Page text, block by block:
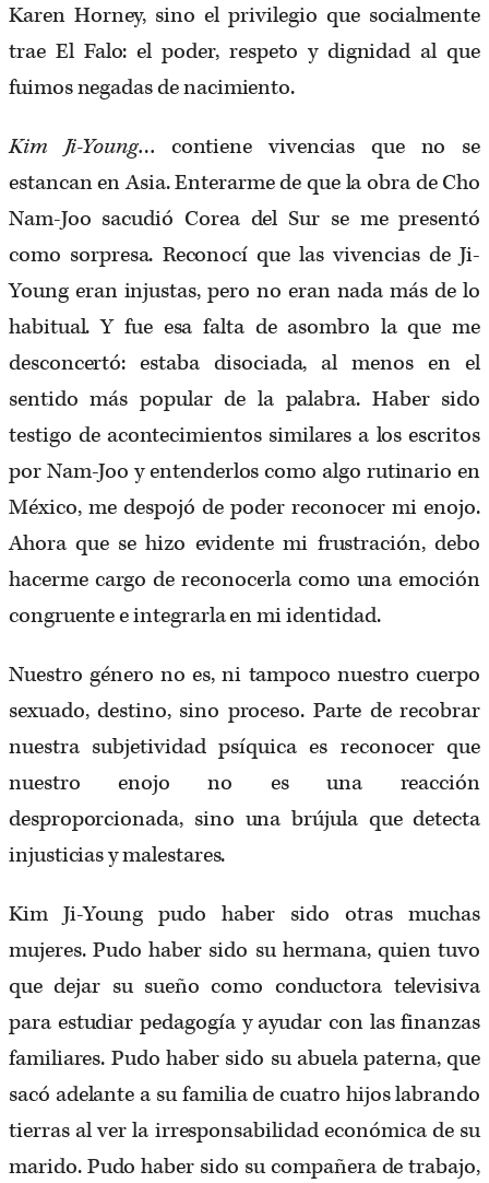
Karen Horney, sino el privilegio que socialmente
trae El Falo: el poder, respeto y dignidad al que
fuimos negadas de nacimiento.
Kim Ji-Young… contiene vivencias que no se
estancan en Asia. Enterarme de que la obra de Cho
Nam-Joo sacudió Corea del Sur se me presentó
como sorpresa. Reconocí que las vivencias de Ji-
Young eran injustas, pero no eran nada más de lo
habitual. Y fue esa falta de asombro la que me
desconcertó: estaba disociada, al menos en el
sentido más popular de la palabra. Haber sido
testigo de acontecimientos similares a los escritos
por Nam-Joo y entenderlos como algo rutinario en
México, me despojó de poder reconocer mi enojo.
Ahora que se hizo evidente mi frustración, debo
hacerme cargo de reconocerla como una emoción
congruente e integrarla en mi identidad.
Nuestro género no es, ni tampoco nuestro cuerpo
sexuado, destino, sino proceso. Parte de recobrar
nuestra subjetividad psíquica es reconocer que
nuestro enojo no es una reacción
desproporcionada, sino una brújula que detecta
injusticias y malestares.
Kim Ji-Young pudo haber sido otras muchas
mujeres. Pudo haber sido su hermana, quien tuvo
que dejar su sueño como conductora televisiva
para estudiar pedagogía y ayudar con las finanzas
familiares. Pudo haber sido su abuela paterna, que
sacó adelante a su familia de cuatro hijos labrando
tierras al ver la irresponsabilidad económica de su
marido. Pudo haber sido su compañera de trabajo,